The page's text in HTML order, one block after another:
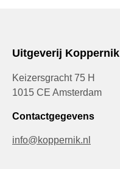
Uitgeverij Koppernik
Keizersgracht 75 H
1015 CE Amsterdam
Contactgegevens
info@koppernik.nl